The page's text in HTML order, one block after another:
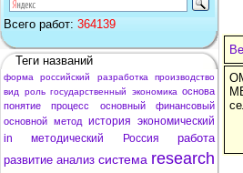
Всего работ: 364139
Теги названий
форма российский разработка
производство
вид
роль государственный экономика основа
понятие
процесс основный
финансовый
основной метод история экономический
in
методический Россия
работа
развитие анализ система research